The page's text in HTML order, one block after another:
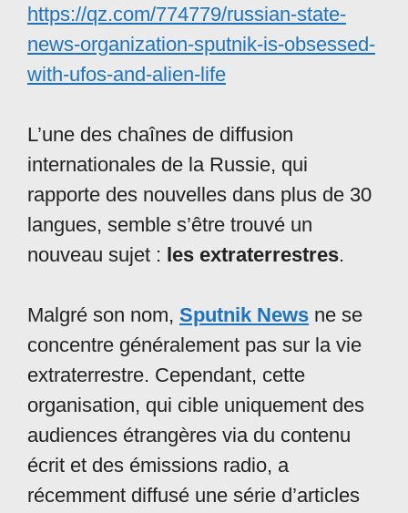
https://qz.com/774779/russian-state-
news-organization-sputnik-is-obsessed-
with-ufos-and-alien-life
L’une des chaînes de diffusion
internationales de la Russie, qui
rapporte des nouvelles dans plus de 30
langues, semble s’être trouvé un
nouveau sujet : les extraterrestres.
Malgré son nom, Sputnik News ne se
concentre généralement pas sur la vie
extraterrestre. Cependant, cette
organisation, qui cible uniquement des
audiences étrangères via du contenu
écrit et des émissions radio, a
récemment diffusé une série d’articles